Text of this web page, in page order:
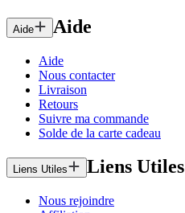
Aide Aide
Aide
Nous contacter
Livraison
Retours
Suivre ma commande
Solde de la carte cadeau
Liens Utiles Liens Utiles
Nous rejoindre